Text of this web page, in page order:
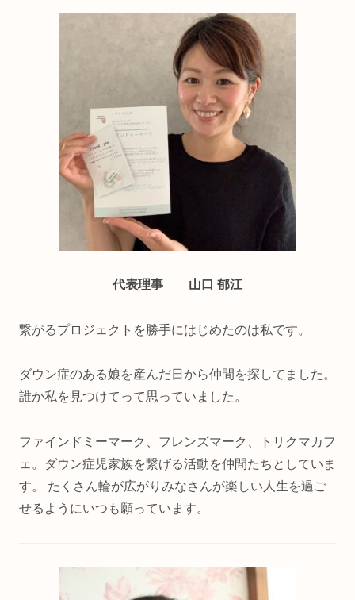
代表理事 山口 郁江
繋がるプロジェクトを勝手にはじめたのは私です。
ダウン症のある娘を産んだ日から仲間を探してました。
誰か私を見つけてって思っていました。
ファインドミーマーク、フレンズマーク、トリクマカフ
ェ。ダウン症児家族を繋げる活動を仲間たちとしていま
す。 たくさん輪が広がりみなさんが楽しい人生を過ご
せるようにいつも願っています。